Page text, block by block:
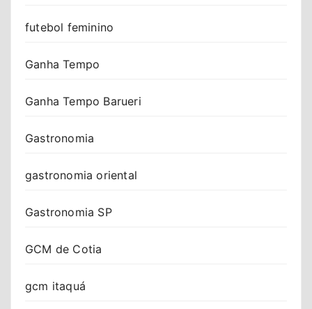
futebol feminino
Ganha Tempo
Ganha Tempo Barueri
Gastronomia
gastronomia oriental
Gastronomia SP
GCM de Cotia
gcm itaquá